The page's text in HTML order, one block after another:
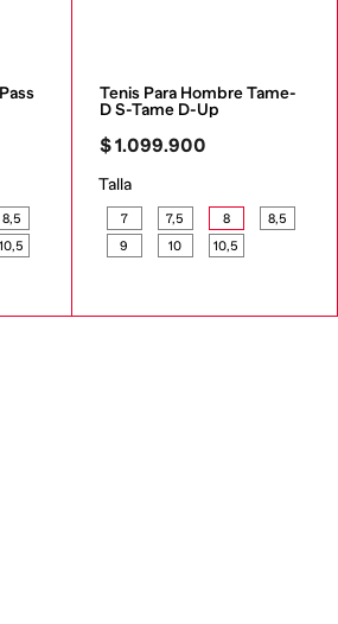
8,5
10,5
Tenis Para Hombre Tame-
D S-Tame D-Up
$1.099.900
Talla
7 7,5 8
8,5
9
10 10,5